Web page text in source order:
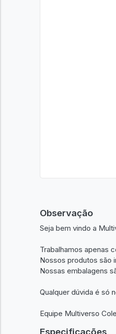
Observação
Seja bem vindo a
Trabalhamos apenas
Nossos produtos são
Nossas embalagens
Qualquer dúvida é só
Equipe Multiverso
Especificações